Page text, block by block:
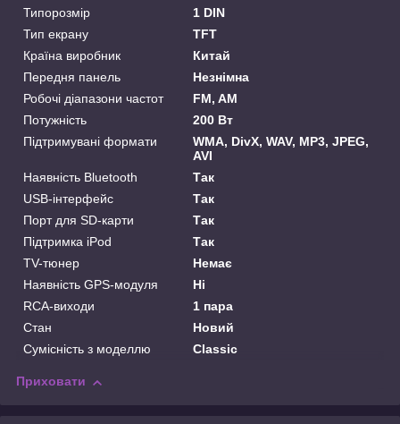
Типорозмір
1 DIN
Тип екрану
TFT
Країна виробник
Китай
Передня панель
Незнімна
Робочі діапазони частот
FM, AM
Потужність
200 Вт
Підтримувані формати
WMA, DivX, WAV, MP3, JPEG,
AVI
Наявність Bluetooth
Так
USB-інтерфейс
Так
Порт для SD-карти
Так
Підтримка iPod
Так
TV-тюнер
Немає
Наявність GPS-модуля
Ні
RCA-виходи
1 пара
Стан
Новий
Сумісність з моделлю
Classic
Приховати